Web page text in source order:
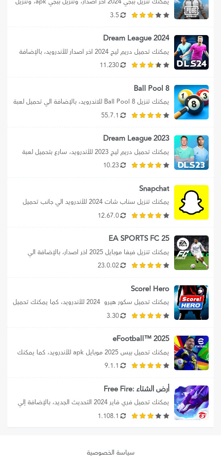
ببجي موبايل للأندرويد برابط...
3.5
Dream League 2024
الي تحميل دريم ليج من...
11.230
8 Ball Pool
بلياردو الأصلية 2024، كما...
55.7.1
Dream League 2023
DLS 2023 برابط مباشر، بالإضافة...
10.23
Snapchat
سناب شات apk اخر اصدار...
12.67.0
EA SPORTS FC 25
تحميل ea sports fc 25،...
23.0.02
Score! Hero
Score hero 2024 من... 3.30
2025 ™eFootball
تحميل efootball 2025 mobile برابط...
9.1.1
أرض الشتاء :Free Fire
فري فاير تنزيل سريع 2024،...1.108.1
سياسة الخصوصية